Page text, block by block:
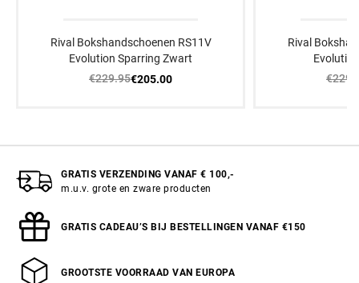
Rival Bokshandschoenen RS11V
Evolution Sparring Zwart
€229.95€205.00
Rival
GRATIS VERZENDING VANAF € 100,-
m.u.v. grote en zware producten
GRATIS CADEAU’S BIJ BESTELLINGEN VANAF €150
GROOTSTE VOORRAAD VAN EUROPA